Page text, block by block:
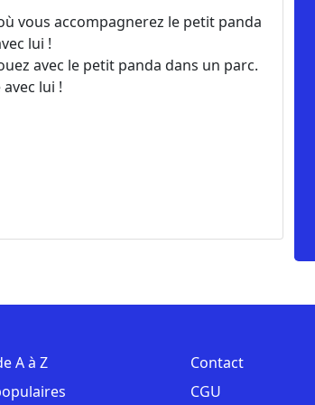
vous accompagnerez le petit panda
lui !
avec le petit panda dans un parc.
lui !
A à Z
Contact
CGU